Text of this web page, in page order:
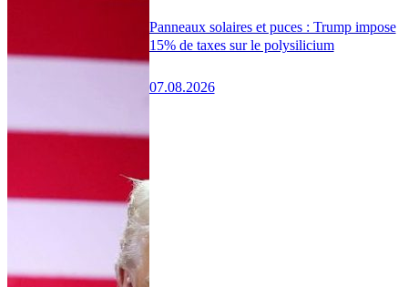
Panneaux solaires et puces : Trump impose
15% de taxes sur le polysilicium
07.08.2026